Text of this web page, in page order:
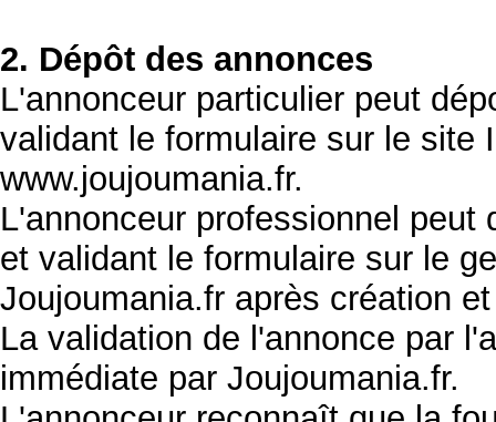
2. Dépôt des annonces
L'annonceur particulier peut
validant le formulaire sur le site
www.joujoumania.fr.
L'annonceur professionnel
et validant le formulaire sur le
Joujoumania.fr après création
La validation de l'annonce par
immédiate par Joujoumania.fr.